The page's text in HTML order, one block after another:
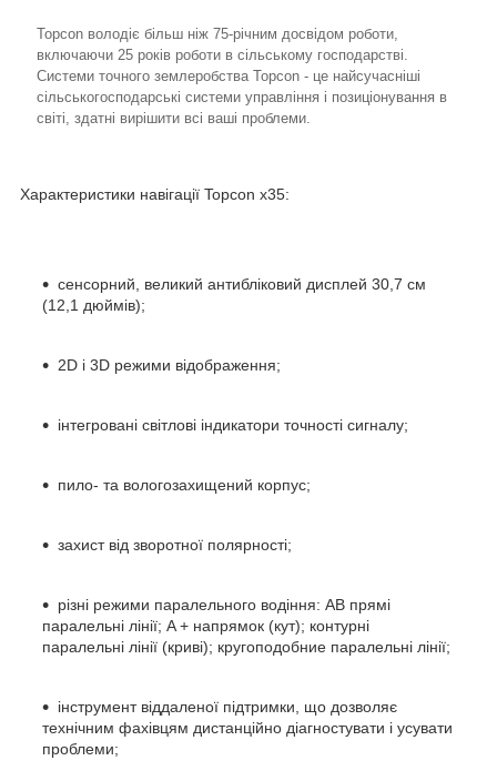
Topcon володіє більш ніж 75-річним досвідом роботи,
включаючи 25 років роботи в сільському господарстві.
Системи точного землеробства Topcon - це найсучасніші
сільськогосподарські системи управління і позиціонування в
світі, здатні вирішити всі ваші проблеми.
Характеристики навігації Topcon x35:
сенсорний, великий антибліковий дисплей 30,7 см
(12,1 дюймів);
2D і 3D режими відображення;
інтегровані світлові індикатори точності сигналу;
пило- та вологозахищений корпус;
захист від зворотної полярності;
різні режими паралельного водіння: AB прямі
паралельні лінії; A + напрямок (кут); контурні
паралельні лінії (криві); кругоподобние паралельні лінії;
інструмент віддаленої підтримки, що дозволяє
технічним фахівцям дистанційно діагностувати і усувати
проблеми;